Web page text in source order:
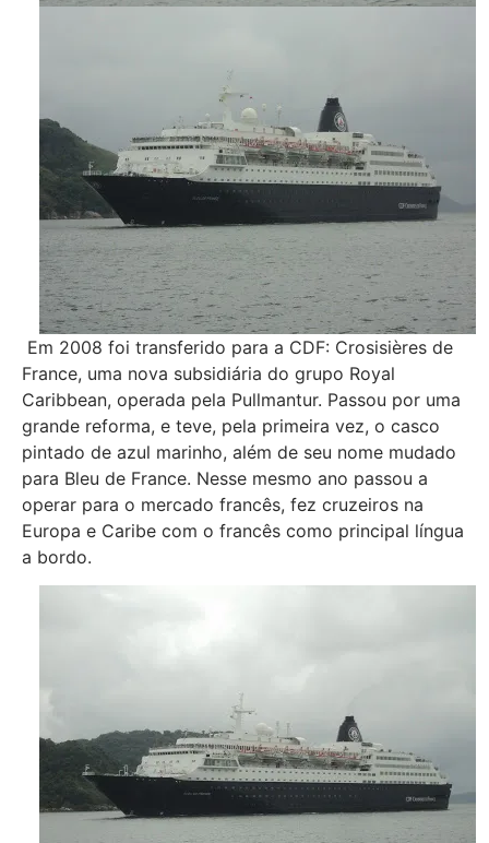
Em 2008 foi transferido para a CDF: Crosisières de
France, uma nova subsidiária do grupo Royal
Caribbean, operada pela Pullmantur. Passou por uma
grande reforma, e teve, pela primeira vez, o casco
pintado de azul marinho, além de seu nome mudado
para Bleu de France. Nesse mesmo ano passou a
operar para o mercado francês, fez cruzeiros na
Europa e Caribe com o francês como principal língua
a bordo.